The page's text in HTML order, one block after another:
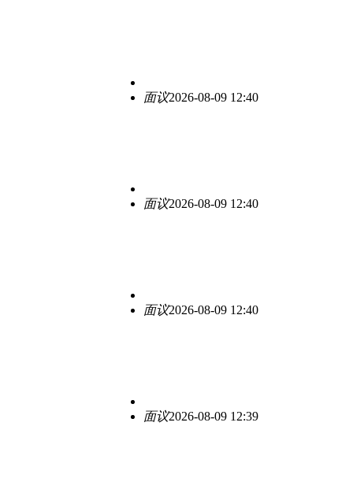
面议2026-08-09 12:40
面议2026-08-09 12:40
面议2026-08-09 12:40
面议2026-08-09 12:39